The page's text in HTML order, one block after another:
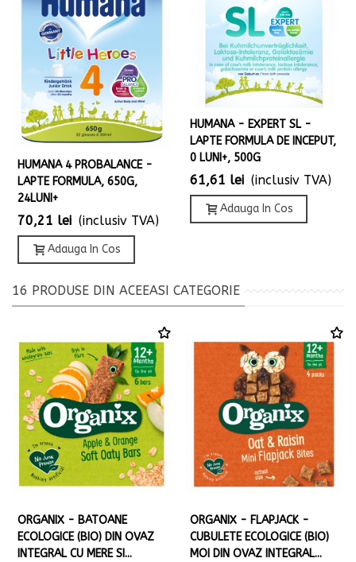
HUMANA 4 PROBALANCE -
LAPTE FORMULA, 650G,
24LUNI+
70,21 lei (inclusiv TVA)
Adauga In Cos
HUMANA - EXPERT SL -
LAPTE FORMULA DE INCEPUT,
0 LUNI+, 500G
61,61 lei (inclusiv TVA)
Adauga In Cos
16 PRODUSE DIN ACEEASI CATEGORIE
ORGANIX - BATOANE
ECOLOGICE (BIO) DIN OVAZ
INTEGRAL CU MERE SI...
ORGANIX - FLAPJACK -
CUBULETE ECOLOGICE (BIO)
MOI DIN OVAZ INTEGRAL...